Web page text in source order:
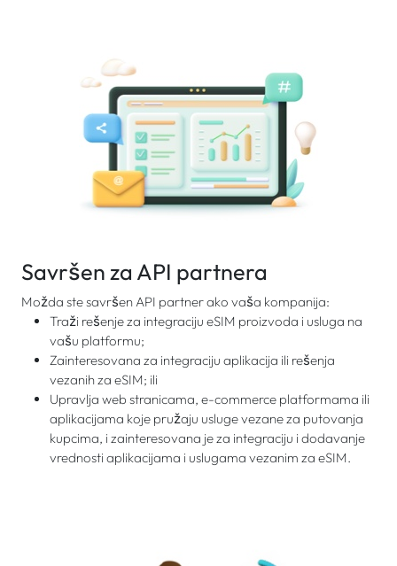
Savršen za API partnera
Možda ste savršen API partner ako vaša kompanija:
Traži rešenje za integraciju eSIM proizvoda i usluga na
vašu platformu;
Zainteresovana za integraciju aplikacija ili rešenja
vezanih za eSIM; ili
Upravlja web stranicama, e-commerce platformama ili
aplikacijama koje pružaju usluge vezane za putovanja
kupcima, i zainteresovana je za integraciju i dodavanje
vrednosti aplikacijama i uslugama vezanim za eSIM.